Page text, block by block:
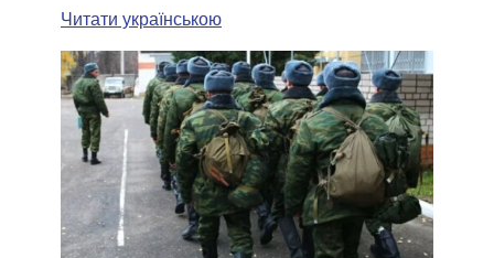
МЭРЫ
ВСЕ ПЕРСОНЫ
СРАВНЕНИЕ ПОЛИТИКОВ
Читати українською